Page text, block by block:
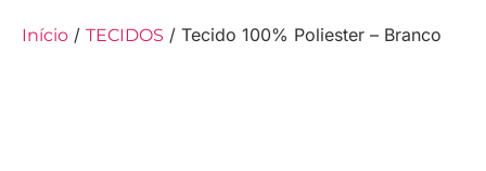
Início / TECIDOS / Tecido 100% Poliester – Branco